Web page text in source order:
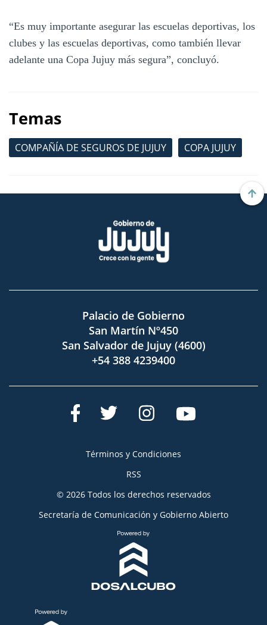
“Es muy importante asegurar las escuelas deportivas, los
clubes y las escuelas deportivas, como también llevar
adelante una Copa Jujuy más segura”, concluyó.
Temas
COMPAÑÍA DE SEGUROS DE JUJUY COPA JUJUY
Palacio de Gobierno
San Martín Nº450
San Salvador de Jujuy (4600)
+54 388 4239400
Términos y Condiciones
RSS
© 2026 Todos los derechos reservados
Secretaría de Comunicación y Gobierno Abierto